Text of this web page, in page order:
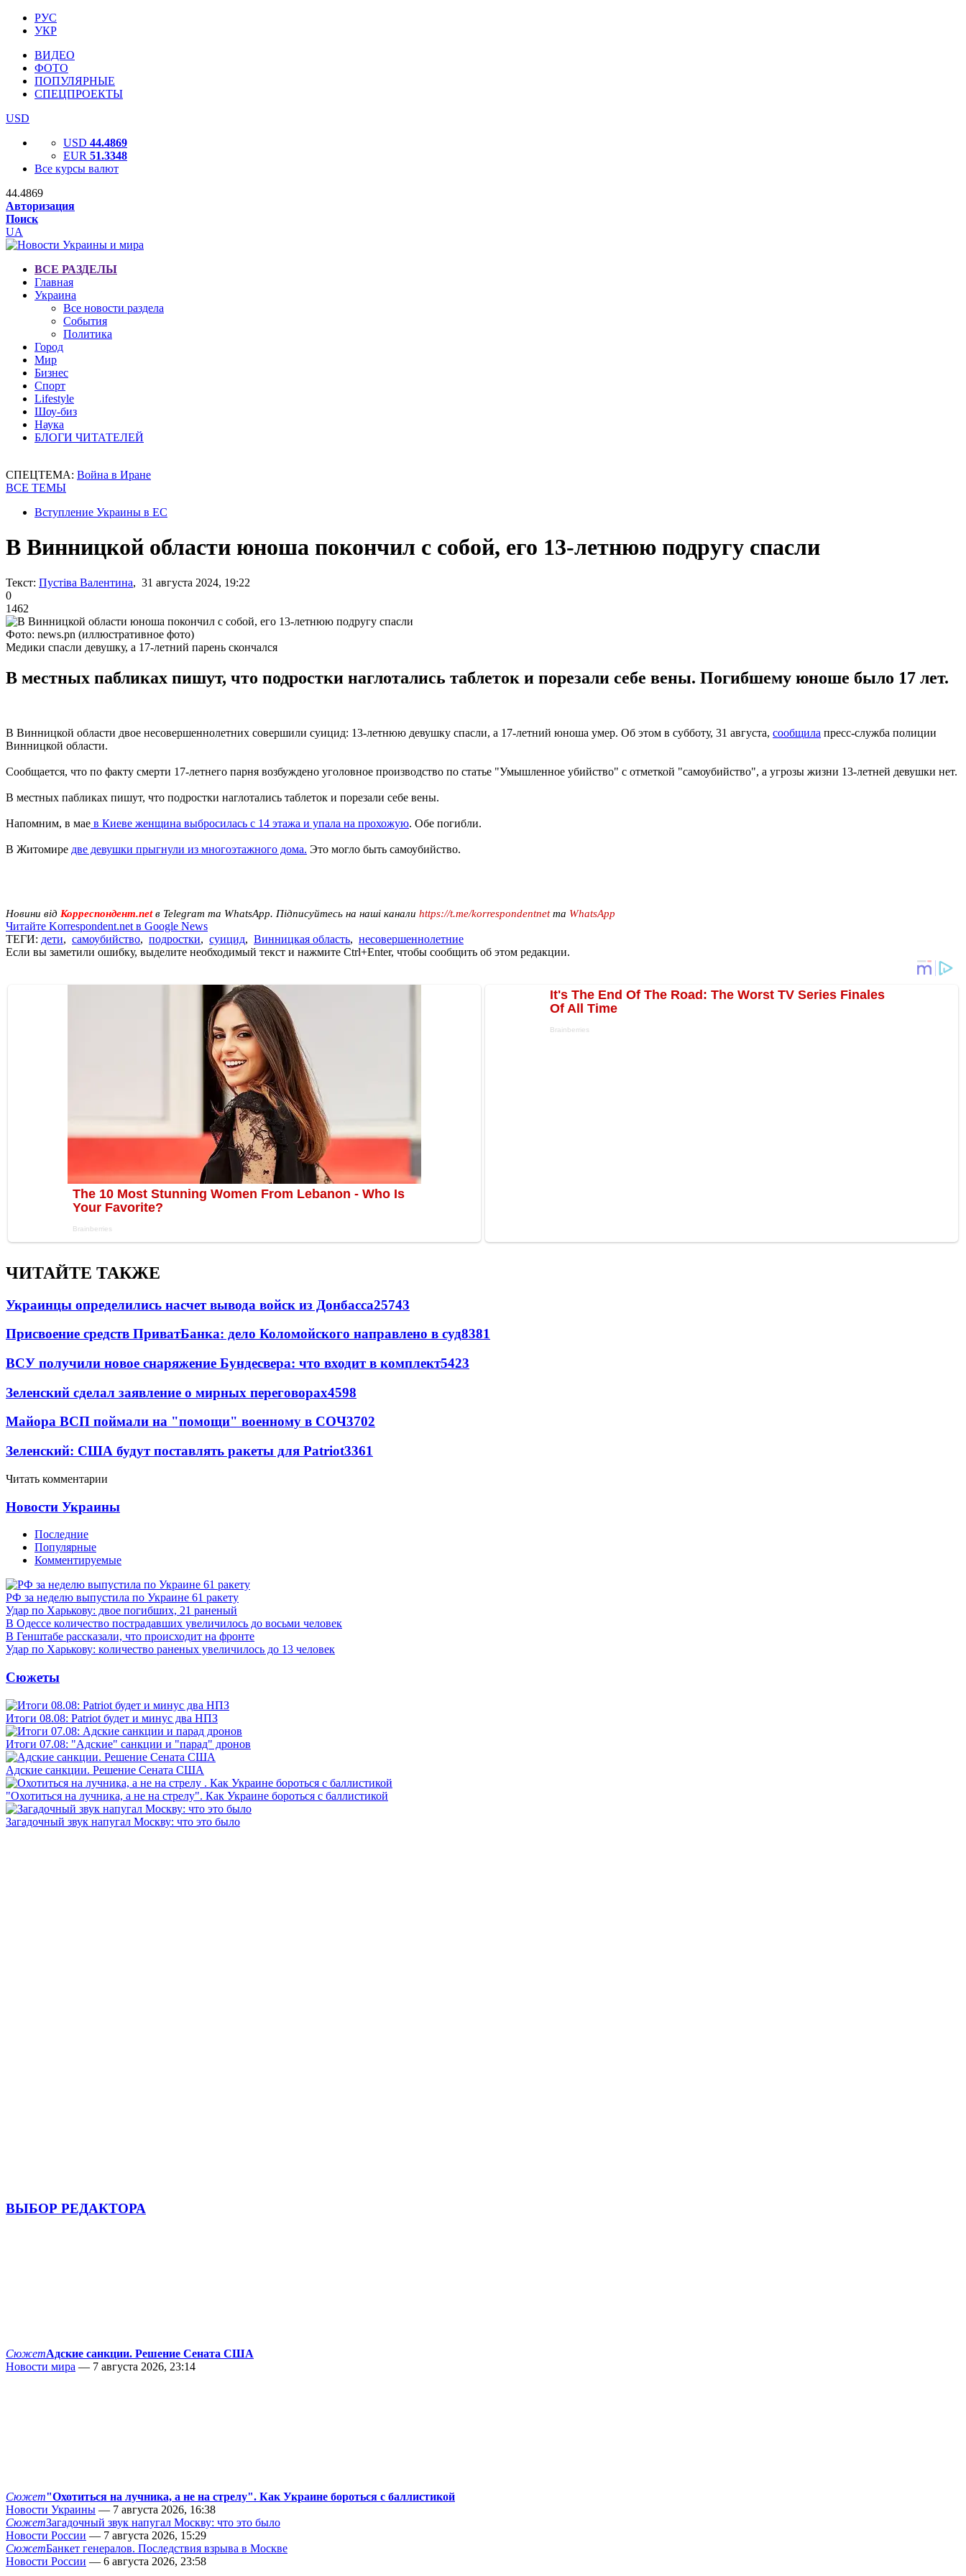
РУС
УКР
ВИДЕО
ФОТО
ПОПУЛЯРНЫЕ
СПЕЦПРОЕКТЫ
USD
USD 44.4869
EUR 51.3348
Все курсы валют
44.4869
Авторизация
Поиск
UA
ВСЕ РАЗДЕЛЫ
Главная
Украина
Все новости раздела
События
Политика
Город
Мир
Бизнес
Спорт
Lifestyle
Шоу-биз
Наука
БЛОГИ ЧИТАТЕЛЕЙ
СПЕЦТЕМА: Война в Иране
ВСЕ ТЕМЫ
Вступление Украины в ЕС
В Винницкой области юноша покончил с собой, его 13-летнюю подругу спасли
Текст: Пустіва Валентина, 31 августа 2024, 19:22
0
1462
Фото: news.pn (иллюстративное фото)
Медики спасли девушку, а 17-летний парень скончался
В местных пабликах пишут, что подростки наглотались таблеток и порезали себе вены. Погибшему юноше было 17 лет.
В Винницкой области двое несовершеннолетних совершили суицид: 13-летнюю девушку спасли, а 17-летний юноша умер. Об этом в субботу, 31 августа, сообщила пресс-служба полиции
Винницкой области.
Сообщается, что по факту смерти 17-летнего парня возбуждено уголовное производство по статье "Умышленное убийство" с отметкой "самоубийство", а угрозы жизни 13-летней девушки нет.
В местных пабликах пишут, что подростки наглотались таблеток и порезали себе вены.
Напомним, в мае в Киеве женщина выбросилась с 14 этажа и упала на прохожую. Обе погибли.
В Житомире две девушки прыгнули из многоэтажного дома. Это могло быть самоубийство.
Новини від Корреспондент.netв Telegram та WhatsApp. Підписуйтесь на наші канали https://t.me/korrespondentnetта WhatsApp
Читайте Korrespondent.net в Google News
ТЕГИ: дети, самоубийство, подростки, суицид, Винницкая область, несовершеннолетние
Если вы заметили ошибку, выделите необходимый текст и нажмите Ctrl+Enter, чтобы сообщить об этом редакции.
ЧИТАЙТЕ ТАКЖЕ
Украинцы определились насчет вывода войск из Донбасса25743
Присвоение средств ПриватБанка: дело Коломойского направлено в суд8381
ВСУ получили новое снаряжение Бундесвера: что входит в комплект5423
Зеленский сделал заявление о мирных переговорах4598
Майора ВСП поймали на "помощи" военному в СОЧ3702
Зеленский: США будут поставлять ракеты для Patriot3361
Читать комментарии
Новости Украины
Последние
Популярные
Комментируемые
РФ за неделю выпустила по Украине 61 ракету
Удар по Харькову: двое погибших, 21 раненый
В Одессе количество пострадавших увеличилось до восьми человек
В Генштабе рассказали, что происходит на фронте
Удар по Харькову: количество раненых увеличилось до 13 человек
Сюжеты
Итоги 08.08: Patriot будет и минус два НПЗ
Итоги 07.08: "Адские" санкции и "парад" дронов
Адские санкции. Решение Сената США
"Охотиться на лучника, а не на стрелу". Как Украине бороться с баллистикой
Загадочный звук напугал Москву: что это было
ВЫБОР РЕДАКТОРА
СюжетАдские санкции. Решение Сената США
Новости мира — 7 августа 2026, 23:14
Сюжет"Охотиться на лучника, а не на стрелу". Как Украине бороться с баллистикой
Новости Украины — 7 августа 2026, 16:38
СюжетЗагадочный звук напугал Москву: что это было
Новости России — 7 августа 2026, 15:29
СюжетБанкет генералов. Последствия взрыва в Москве
Новости России — 6 августа 2026, 23:58